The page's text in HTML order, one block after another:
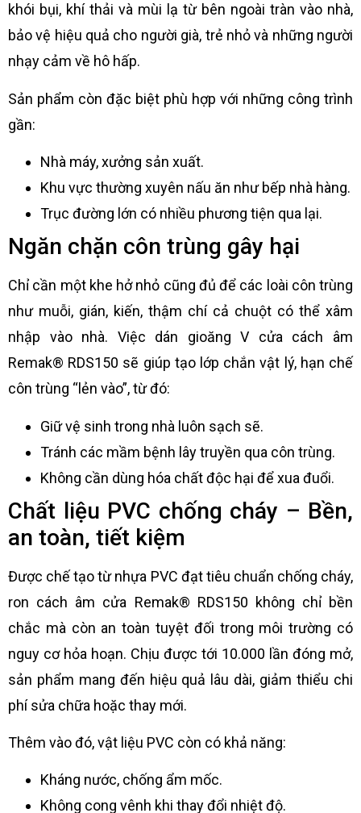
khói bụi, khí thải và mùi lạ từ bên ngoài tràn vào nhà,
bảo vệ hiệu quả cho người già, trẻ nhỏ và những người
nhạy cảm về hô hấp.
Sản phẩm còn đặc biệt phù hợp với những công trình
gần:
Nhà máy, xưởng sản xuất.
Khu vực thường xuyên nấu ăn như bếp nhà hàng.
Trục đường lớn có nhiều phương tiện qua lại.
Ngăn chặn côn trùng gây hại
Chỉ cần một khe hở nhỏ cũng đủ để các loài côn trùng
như muỗi, gián, kiến, thậm chí cả chuột có thể xâm
nhập vào nhà. Việc dán gioăng V cửa cách âm
Remak® RDS150 sẽ giúp tạo lớp chắn vật lý, hạn chế
côn trùng “lẻn vào”, từ đó:
Giữ vệ sinh trong nhà luôn sạch sẽ.
Tránh các mầm bệnh lây truyền qua côn trùng.
Không cần dùng hóa chất độc hại để xua đuổi.
Chất liệu PVC chống cháy – Bền,
an toàn, tiết kiệm
Được chế tạo từ nhựa PVC đạt tiêu chuẩn chống cháy,
ron cách âm cửa Remak® RDS150 không chỉ bền
chắc mà còn an toàn tuyệt đối trong môi trường có
nguy cơ hỏa hoạn. Chịu được tới 10.000 lần đóng mở,
sản phẩm mang đến hiệu quả lâu dài, giảm thiểu chi
phí sửa chữa hoặc thay mới.
Thêm vào đó, vật liệu PVC còn có khả năng:
Kháng nước, chống ẩm mốc.
Không cong vênh khi thay đổi nhiệt độ.